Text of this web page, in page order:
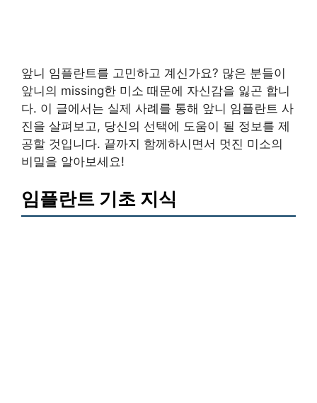
앞니 임플란트를 고민하고 계신가요? 많은 분들이
앞니의 missing한 미소 때문에 자신감을 잃곤 합니
다. 이 글에서는 실제 사례를 통해 앞니 임플란트 사
진을 살펴보고, 당신의 선택에 도움이 될 정보를 제
공할 것입니다. 끝까지 함께하시면서 멋진 미소의
비밀을 알아보세요!
임플란트 기초 지식